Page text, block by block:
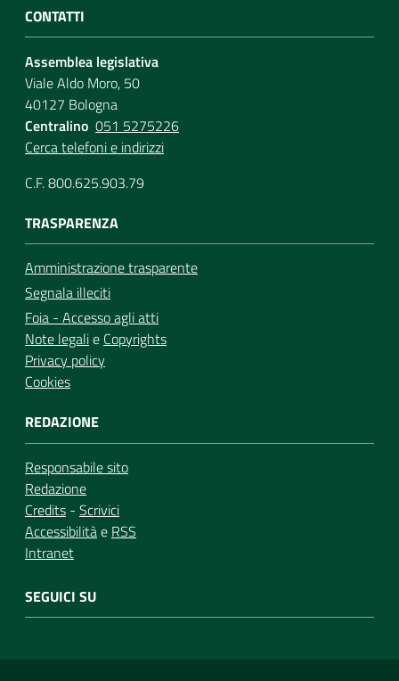
CONTATTI
Assemblea legislativa
Viale Aldo Moro, 50
40127 Bologna
Centralino 051 5275226
Cerca telefoni e indirizzi
C.F. 800.625.903.79
TRASPARENZA
Amministrazione trasparente
Segnala illeciti
Foia - Accesso agli atti
Note legalie Copyrights
Privacy policy
Cookies
REDAZIONE
Responsabile sito
Redazione
Credits - Scrivici
Accessibilitàe RSS
Intranet
SEGUICI SU